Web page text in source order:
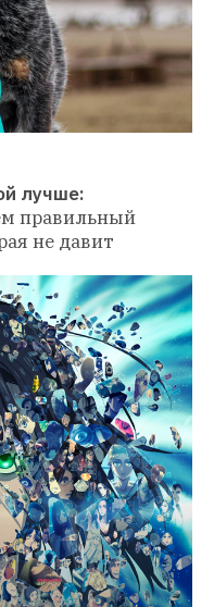
лучше:
правильный
не давит